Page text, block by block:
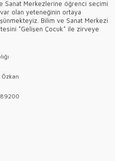
Sanat Merkezlerine öğrenci seçimi
olan yeteneğinin ortaya
Bilim ve Sanat Merkezi
*Gelişen Çocuk* ile zirveye